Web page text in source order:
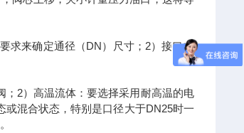
求来确定通径（DN）尺寸；2）接口方
；2）高温流体：要选择采用耐高温的电
混合状态，特别是口径大于DN25时一